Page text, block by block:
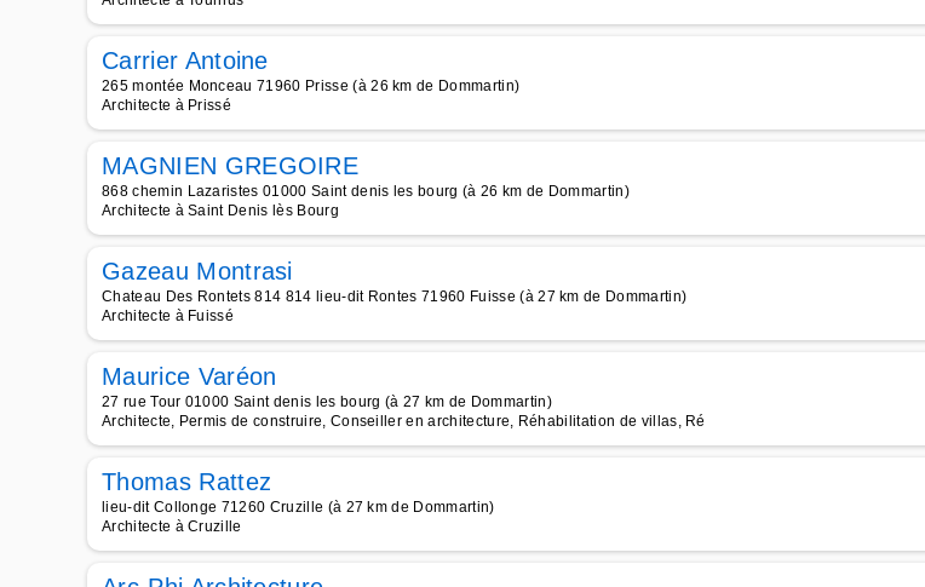
Carrier Antoine
265 montée Monceau 71960 Prisse (à 26 km de Dommartin)
Architecte à Prissé
MAGNIEN GREGOIRE
868 chemin Lazaristes 01000 Saint denis les bourg (à 26 km de Dommartin)
Architecte à Saint Denis lès Bourg
Gazeau Montrasi
Chateau Des Rontets 814 814 lieu-dit Rontes 71960 Fuisse (à 27 km de Dommartin)
Architecte à Fuissé
Maurice Varéon
27 rue Tour 01000 Saint denis les bourg (à 27 km de Dommartin)
Architecte, Permis de construire, Conseiller en architecture, Réhabilitation de villas, Ré
Thomas Rattez
lieu-dit Collonge 71260 Cruzille (à 27 km de Dommartin)
Architecte à Cruzille